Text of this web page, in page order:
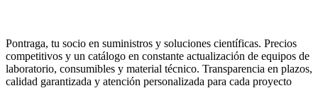
Pontraga, tu socio en suministros y soluciones científicas. Precios
competitivos y un catálogo en constante actualización de equipos de
laboratorio, consumibles y material técnico. Transparencia en plazos,
calidad garantizada y atención personalizada para cada proyecto